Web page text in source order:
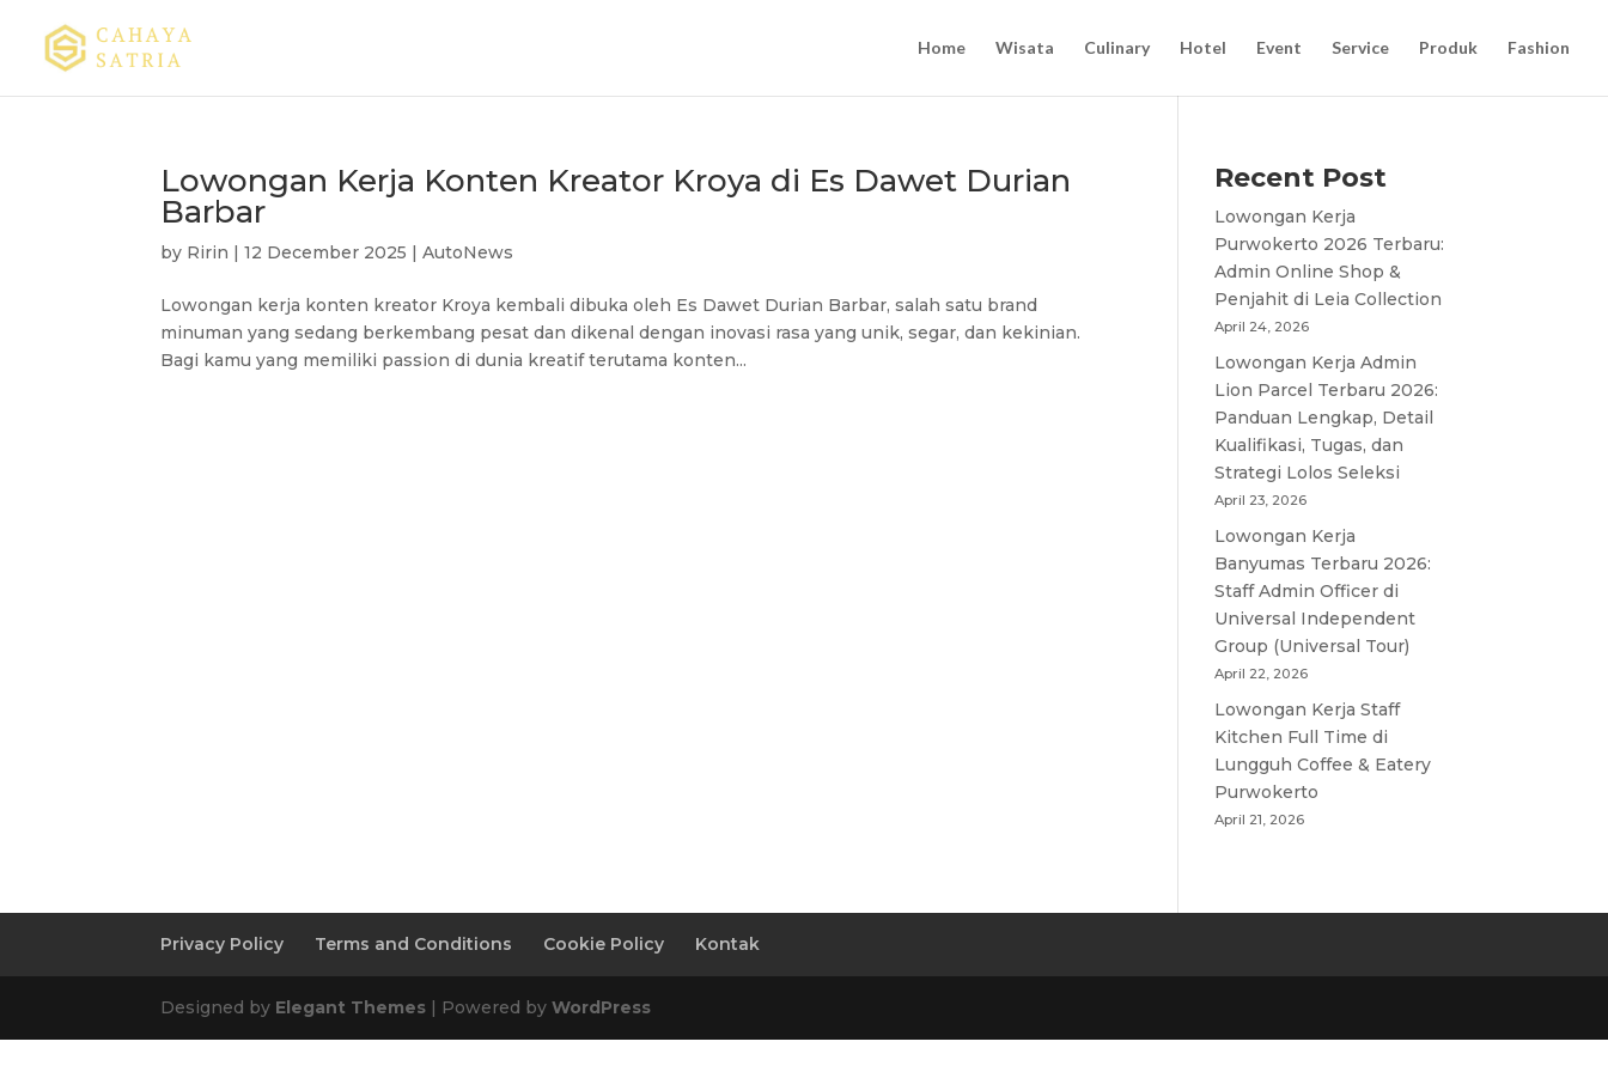
Home Wisata Culinary Hotel Event Service Produk Fashion
Lowongan Kerja Konten Kreator Kroya di Es Dawet Durian
Barbar
by Ririn |12 December 2025 |AutoNews
Lowongan kerja konten kreator Kroya kembali dibuka oleh Es Dawet Durian Barbar, salah satu brand
minuman yang sedang berkembang pesat dan dikenal dengan inovasi rasa yang unik, segar, dan kekinian.
Bagi kamu yang memiliki passion di dunia kreatif terutama konten...
Recent Post
Lowongan Kerja
Purwokerto 2026 Terbaru:
Admin Online Shop &
Penjahit di Leia Collection
April 24, 2026
Lowongan Kerja Admin
Lion Parcel Terbaru 2026:
Panduan Lengkap, Detail
Kualifikasi, Tugas, dan
Strategi Lolos Seleksi
April 23, 2026
Lowongan Kerja
Banyumas Terbaru 2026:
Staff Admin Officer di
Universal Independent
Group (Universal Tour)
April 22, 2026
Lowongan Kerja Staff
Kitchen Full Time di
Lungguh Coffee & Eatery
Purwokerto
April 21, 2026
Privacy Policy Terms and Conditions Cookie Policy Kontak
Designed by Elegant Themes | Powered byWordPress